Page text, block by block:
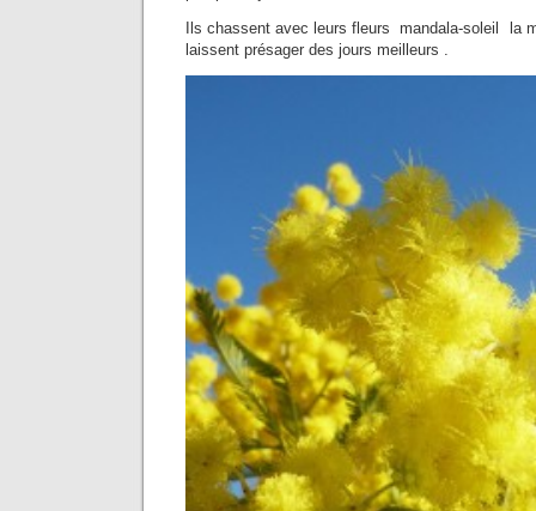
Ils chassent avec leurs fleurs mandala-soleil la
laissent présager des jours meilleurs .